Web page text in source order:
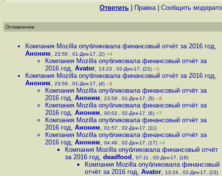
Ответить Правка| Cообщить
Оглавление
Компания Mozilla опубликовала финансовый отчёт за 2016 год,
Аноним, 23:50 , 01-Дек-17, (2) +4
Компания Mozilla опубликовала финансовый отчёт за
2016 год, Avator, 13:23 , 02-Дек-17, (22) –1
Компания Mozilla опубликовала финансовый отчёт за 2016 год,
Аноним, 23:59 , 01-Дек-17, (4) –2
Компания Mozilla опубликовала финансовый отчёт за
2016 год, Аноним, 23:59 , 01-Дек-17, (5) –2
Компания Mozilla опубликовала финансовый отчёт за
2016 год, Аноним, 00:02 , 02-Дек-17, (6) +7
Компания Mozilla опубликовала финансовый отчёт за
2016 год, Аноним, 01:57 , 02-Дек-17, (11)
Компания Mozilla опубликовала финансовый отчёт за
2016 год, Аноним, 04:46 , 02-Дек-17, (17) +4
Компания Mozilla опубликовала финансовый отчёт
за 2016 год, deadfood , 07:11 , 02-Дек-17, (18)
Компания Mozilla опубликовала финансовый
отчёт за 2016 год, Avator, 13:24 , 02-Дек-17, (23)